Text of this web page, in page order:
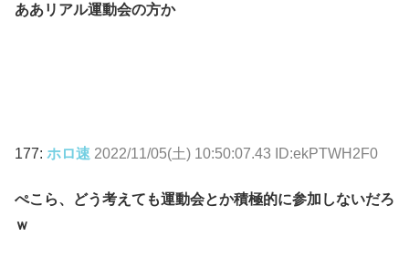
ああリアル運動会の方か
177: ホロ速 2022/11/05(土) 10:50:07.43 ID:ekPTWH2F0
ぺこら、どう考えても運動会とか積極的に参加しないだろ
ｗ